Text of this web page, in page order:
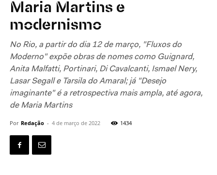
Maria Martins e
modernismo
No Rio, a partir do dia 12 de março, "Fluxos do
Moderno" expõe obras de nomes como Guignard,
Anita Malfatti, Portinari, Di Cavalcanti, Ismael Nery,
Lasar Segall e Tarsila do Amaral; já "Desejo
imaginante" é a retrospectiva mais ampla, até agora,
de Maria Martins
Por Redação - 4 de março de 2022 1434